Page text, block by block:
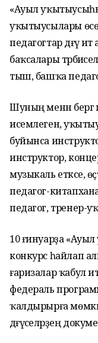
«Ауыл
уҡытыусылары
педагогтар дәғүә
баҡсалары
тыш, башҡа
Шуның менән бергә
исемлегенә,
буйынса
инструктор,
музыкаль етәксе,
педагог-
педагог, тренер-
10 ғинуарҙа
конкурс һайлап
ғаризалар ҡабул
федераль
ҡалдырырға
дәғүәселәрҙең